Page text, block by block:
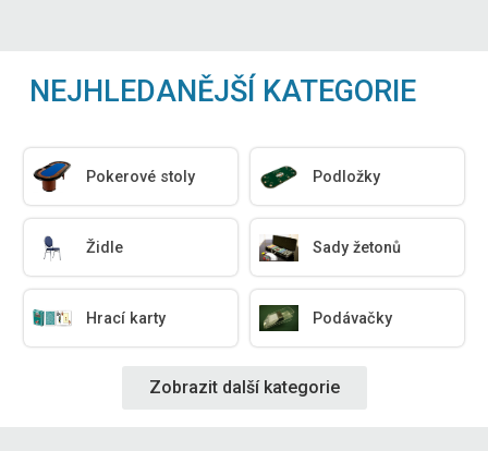
NEJHLEDANĚJŠÍ KATEGORIE
Pokerové stoly Podložky
Židle Sady žetonů
Hrací karty Podávačky
Zobrazit další kategorie